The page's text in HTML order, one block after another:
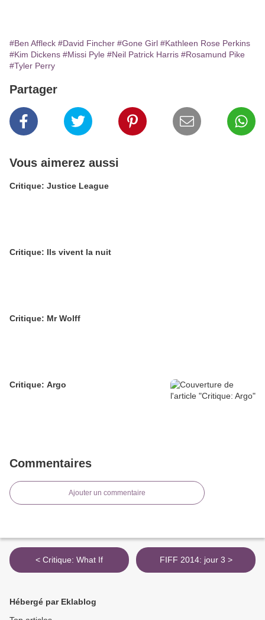
#Ben Affleck #David Fincher #Gone Girl #Kathleen Rose Perkins
#Kim Dickens #Missi Pyle #Neil Patrick Harris #Rosamund Pike
#Tyler Perry
Partager
Vous aimerez aussi
Critique: Justice League
Critique: Ils vivent la nuit
Critique: Mr Wolff
Critique: Argo
Commentaires
Ajouter un commentaire
< Critique: What If FIFF 2014: jour 3 >
Hébergé par Eklablog